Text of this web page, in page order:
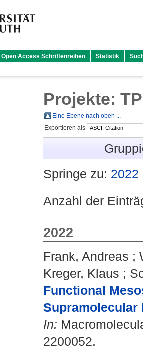
Open Access Schriftenreihen Statistik
Projekte:
Eine Ebene nach oben ...
Exportieren als
Springe zu: 2022
Anzahl der
2022
Frank, Andreas ;
Kreger, Klaus ;
Functional
Supramolecular
In:
2200052.